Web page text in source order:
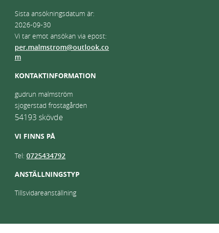
Sista ansökningsdatum är:
2026-09-30
Vi tar emot ansökan via epost:
per.malmstrom@outlook.co
m
KONTAKTINFORMATION
gudrun malmström
sjogerstad frostagården
54193 skövde
VI FINNS PÅ
Tel: 0725434792
ANSTÄLLNINGSTYP
Tillsvidareanställning